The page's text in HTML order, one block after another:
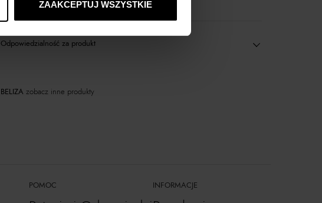
ZAAKCEPTUJ WSZYSTKIE
Odpowiedzialność za produkt
BELIZA zobacz inne produkty
POMOC INFORMACJE